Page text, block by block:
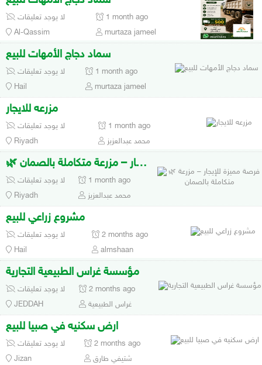
لا يوجد تعليقات
1 month ago
Al-Qassim
murtaza jameel
سماد دجاج الأمهات للبيع
لا يوجد تعليقات
1 month ago
Hail
murtaza jameel
مزرعه للايجار
لا يوجد تعليقات
1 month ago
Riyadh
محمد عبدالعزيز
🌿 فرصة مميزة للإيجار – مزرعة متكاملة بالصمان
لا يوجد تعليقات
1 month ago
Riyadh
محمد عبدالعزيز
مشروع زراعي للبيع
لا يوجد تعليقات
2 months ago
Hail
almshaan
مؤسسة غراس الطبيعية التجارية
لا يوجد تعليقات
2 months ago
JEDDAH
غراس الطبيعية
ارض سكنيه في صبيا للبيع
لا يوجد تعليقات
2 months ago
Jizan
شتيفي طارق